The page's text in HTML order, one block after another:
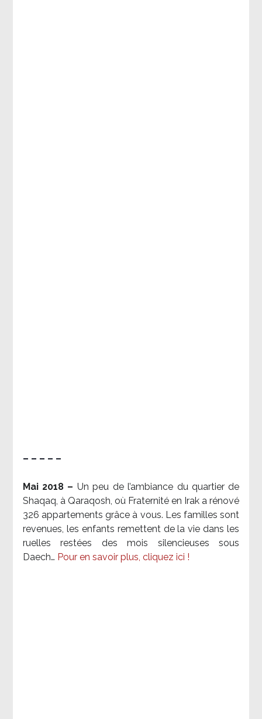
– – – – –
Mai 2018 – Un peu de l’ambiance du quartier de
Shaqaq, à Qaraqosh, où Fraternité en Irak a rénové
326 appartements grâce à vous. Les familles sont
revenues, les enfants remettent de la vie dans les
ruelles restées des mois silencieuses sous
Daech… Pour en savoir plus, cliquez ici !